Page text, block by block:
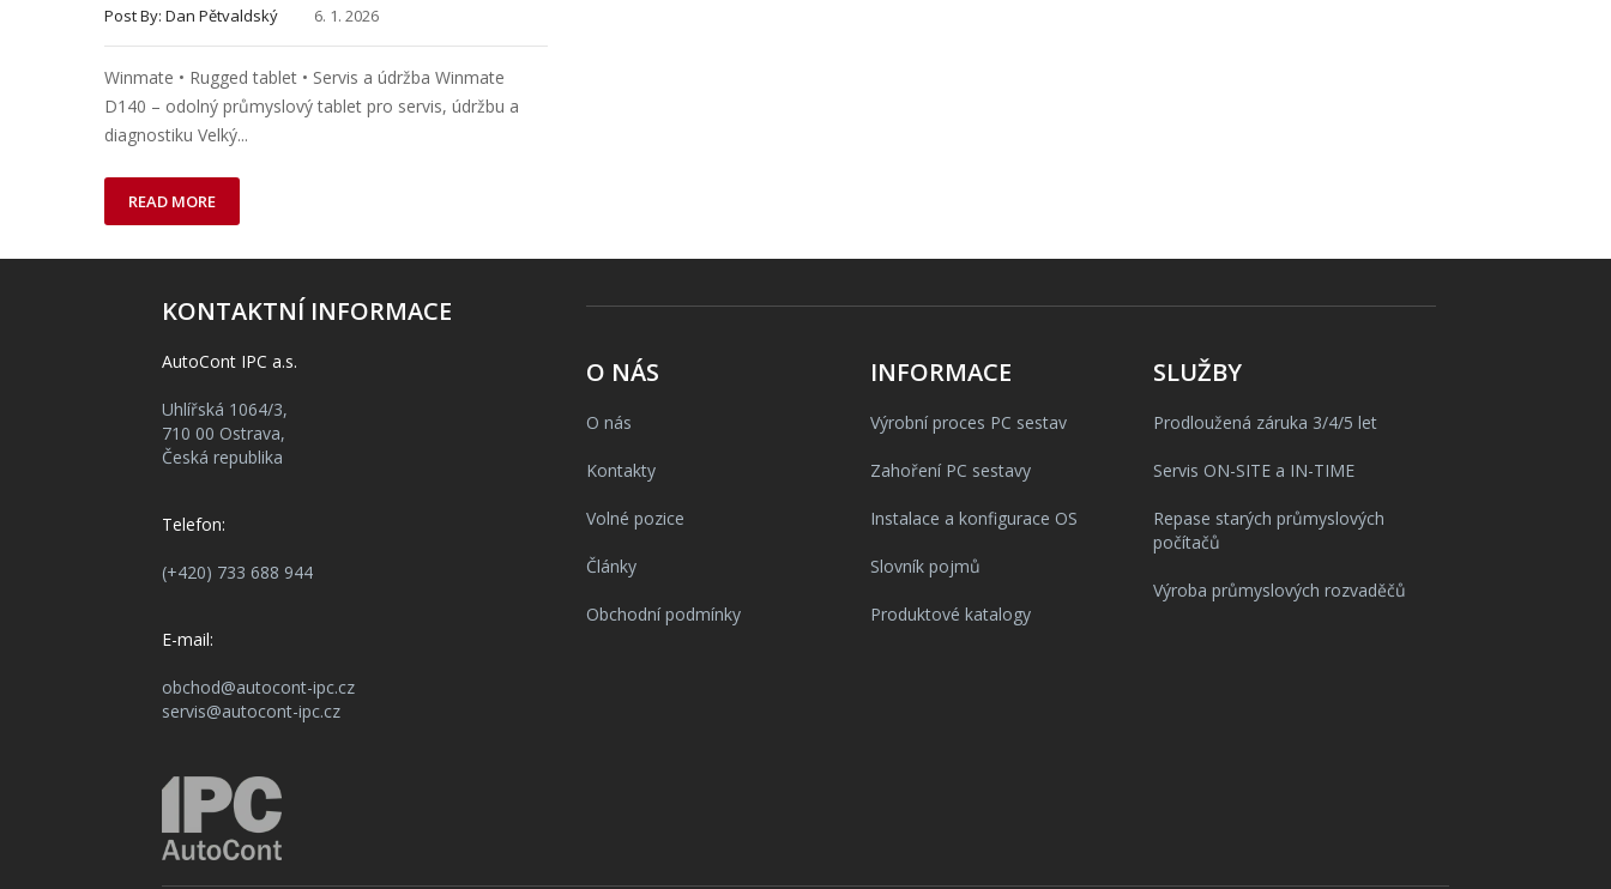
Post By: Dan Pětvaldský 6. 1. 2026
Winmate • Rugged tablet • Servis a údržba Winmate
D140 – odolný průmyslový tablet pro servis, údržbu a
diagnostiku Velký...
READ MORE
KONTAKTNÍ INFORMACE
AutoCont IPC a.s.
Uhlířská 1064/3,
710 00 Ostrava,
Česká republika
Telefon:
(+420) 733 688 944
E-mail:
obchod@autocont-ipc.cz
servis@autocont-ipc.cz
O NÁS
O nás
Kontakty
Volné pozice
Články
Obchodní podmínky
INFORMACE
Výrobní proces PC sestav
Zahoření PC sestavy
Instalace a konfigurace OS
Slovník pojmů
Produktové katalogy
SLUŽBY
Prodloužená záruka 3/4/5 let
Servis ON-SITE a IN-TIME
Repase starých průmyslových
počítačů
Výroba průmyslových rozvaděčů